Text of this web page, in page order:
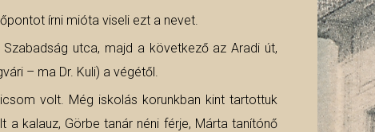
írni mióta viseli ezt a nevet.
utca, majd a következő az Aradi út,
– ma Dr. Kuli) a végétől.
volt. Még iskolás korunkban kint tartottuk
kalauz, Görbe tanár néni férje, Márta tanítónő